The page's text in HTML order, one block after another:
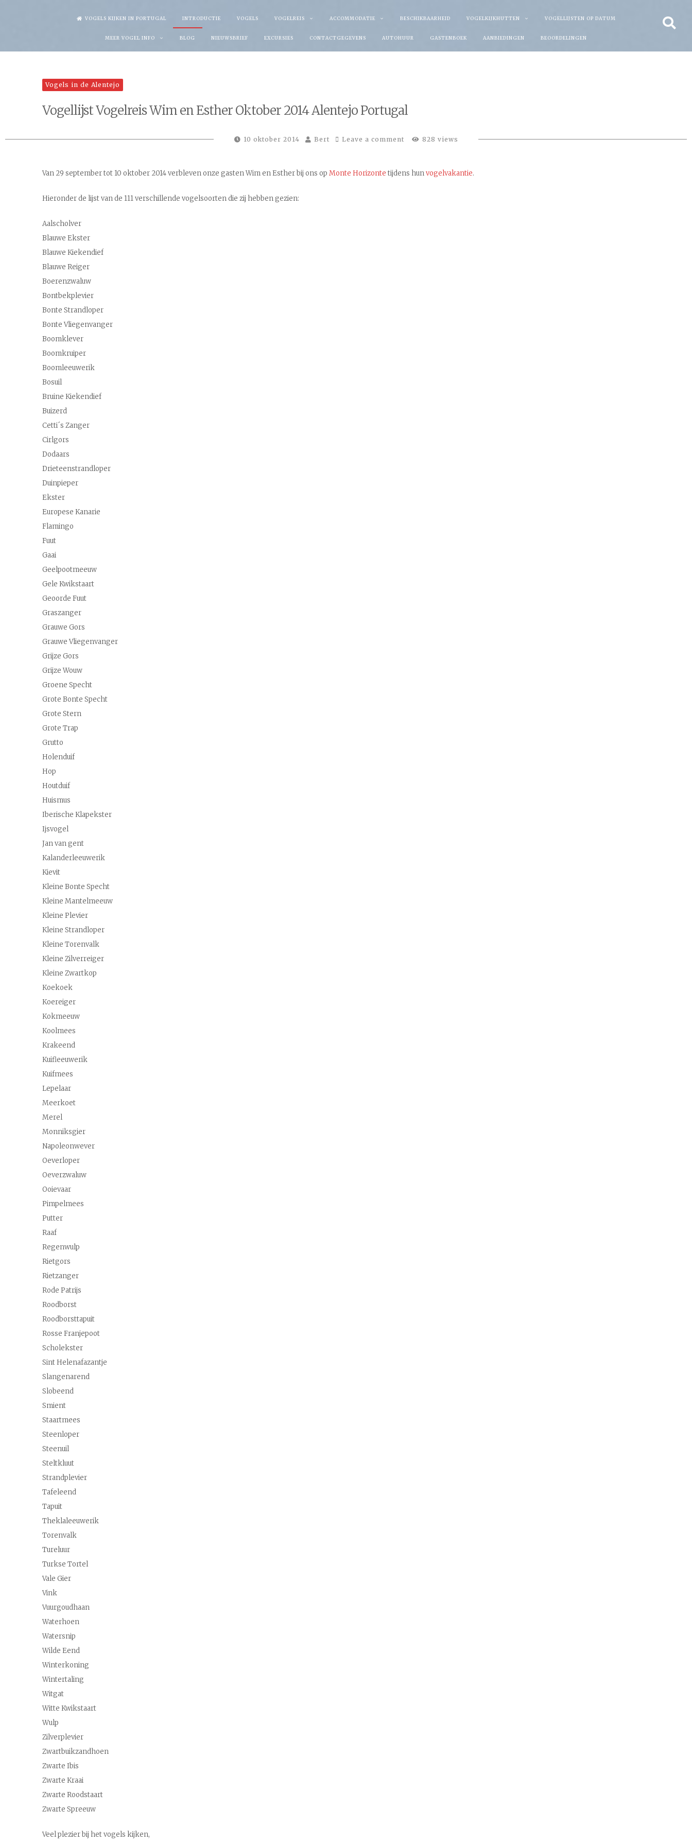
VOGELS KIJKEN IN PORTUGAL INTRODUCTIE VOGELS VOGELREIS ACCOMMODATIE BESCHIKBAARHEID VOGELKIJKHUTTEN VOGELLIJSTEN OP DATUM
MEER VOGEL INFO BLOG NIEUWSBRIEF EXCURSIES CONTACTGEGEVENS AUTOHUUR GASTENBOEK AANBIEDINGEN BEOORDELINGEN
Vogels in de Alentejo
Vogellijst Vogelreis Wim en Esther Oktober 2014 Alentejo Portugal
10 oktober 2014 Bert Leave a comment 828 views
Van 29 september tot 10 oktober 2014 verbleven onze gasten Wim en Esther bij ons op Monte Horizonte tijdens hunvogelvakantie.
Hieronder de lijst van de 111 verschillende vogelsoorten die zij hebben gezien:
Aalscholver
Blauwe Ekster
Blauwe Kiekendief
Blauwe Reiger
Boerenzwaluw
Bontbekplevier
Bonte Strandloper
Bonte Vliegenvanger
Boomklever
Boomkruiper
Boomleeuwerik
Bosuil
Bruine Kiekendief
Buizerd
Cetti´s Zanger
Cirlgors
Dodaars
Drieteenstrandloper
Duinpieper
Ekster
Europese Kanarie
Flamingo
Fuut
Gaai
Geelpootmeeuw
Gele Kwikstaart
Geoorde Fuut
Graszanger
Grauwe Gors
Grauwe Vliegenvanger
Grijze Gors
Grijze Wouw
Groene Specht
Grote Bonte Specht
Grote Stern
Grote Trap
Grutto
Holenduif
Hop
Houtduif
Huismus
Iberische Klapekster
Ijsvogel
Jan van gent
Kalanderleeuwerik
Kievit
Kleine Bonte Specht
Kleine Mantelmeeuw
Kleine Plevier
Kleine Strandloper
Kleine Torenvalk
Kleine Zilverreiger
Kleine Zwartkop
Koekoek
Koereiger
Kokmeeuw
Koolmees
Krakeend
Kuifleeuwerik
Kuifmees
Lepelaar
Meerkoet
Merel
Monniksgier
Napoleonwever
Oeverloper
Oeverzwaluw
Ooievaar
Pimpelmees
Putter
Raaf
Regenwulp
Rietgors
Rietzanger
Rode Patrijs
Roodborst
Roodborsttapuit
Rosse Franjepoot
Scholekster
Sint Helenafazantje
Slangenarend
Slobeend
Smient
Staartmees
Steenloper
Steenuil
Steltkluut
Strandplevier
Tafeleend
Tapuit
Theklaleeuwerik
Torenvalk
Tureluur
Turkse Tortel
Vale Gier
Vink
Vuurgoudhaan
Waterhoen
Watersnip
Wilde Eend
Winterkoning
Wintertaling
Witgat
Witte Kwikstaart
Wulp
Zilverplevier
Zwartbuikzandhoen
Zwarte Ibis
Zwarte Kraai
Zwarte Roodstaart
Zwarte Spreeuw
Veel plezier bij het vogels kijken,